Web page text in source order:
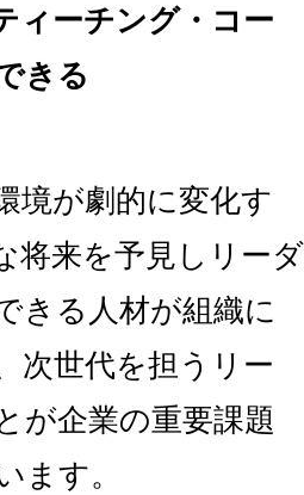
ィーチング・コー
きる
境が劇的に変化す
将来を予見しリーダ
きる人材が組織に
次世代を担うリー
が企業の重要課題
ます。